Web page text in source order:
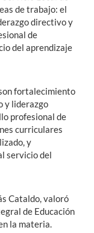
de trabajo: el
directivo y
de
del aprendizaje
fortalecimiento
y liderazgo
profesional de
curriculares
y
servicio del
Cataldo, valoró
de Educación
la materia.